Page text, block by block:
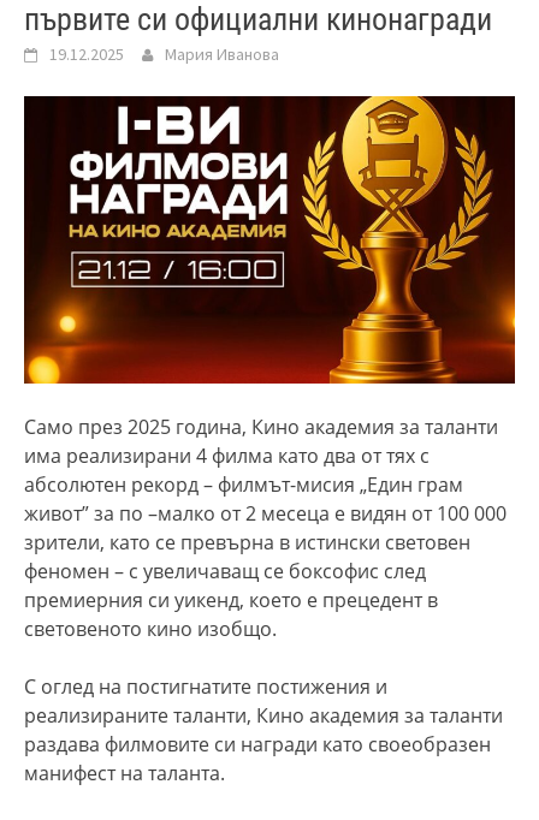
първите си официални кинонагради
19.12.2025 Мария Иванова
Само през 2025 година, Кино академия за таланти
има реализирани 4 филма като два от тях с
абсолютен рекорд – филмът-мисия „Един грам
живот” за по –малко от 2 месеца е видян от 100 000
зрители, като се превърна в истински световен
феномен – с увеличаващ се боксофис след
премиерния си уикенд, което е прецедент в
световеното кино изобщо.
С оглед на постигнатите постижения и
реализираните таланти, Кино академия за таланти
раздава филмовите си награди като своеобразен
манифест на таланта.